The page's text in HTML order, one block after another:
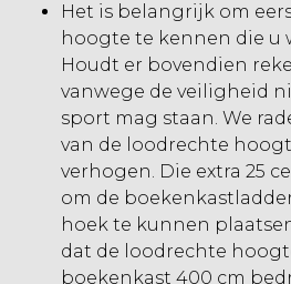
Het is belangrijk om
hoogte te kennen die u
Houdt er bovendien
vanwege de veiligheid
sport mag staan. We
van de loodrechte
verhogen. Die extra 25
om de
hoek te kunnen
dat de loodrechte
boekenkast 400 cm